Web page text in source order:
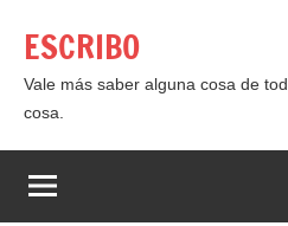
contenido
ESCRIBO
Vale más saber alguna cosa de
cosa.